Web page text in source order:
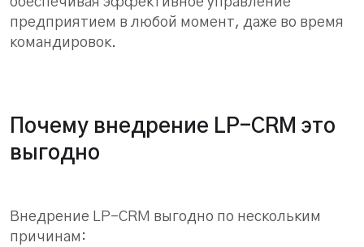
предприятием в любой момент, даже во время
командировок.
Почему внедрение LP-CRM это
выгодно
Внедрение LP-CRM выгодно по нескольким
причинам: